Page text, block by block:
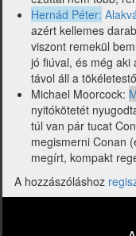
Hernád Péter:
azért kellemes
viszont remekül
jó fiúval, és még aki
távol áll a
Michael Moorcock:
nyitókötetét
túl van pár tucat
megismerni Conan
megírt, kompakt
A hozzászóláshoz